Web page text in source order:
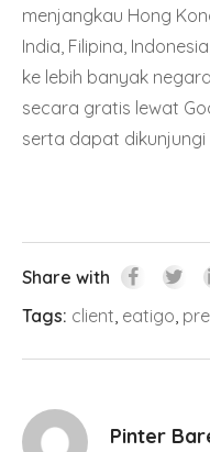
menjangkau Hong
India, Filipina,
ke lebih banyak
secara gratis lewat
serta dapat dikunjungi
Share with
Tags: client, eatigo,
Pinter